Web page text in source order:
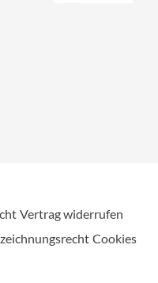
Vertrag widerrufen
Cookies